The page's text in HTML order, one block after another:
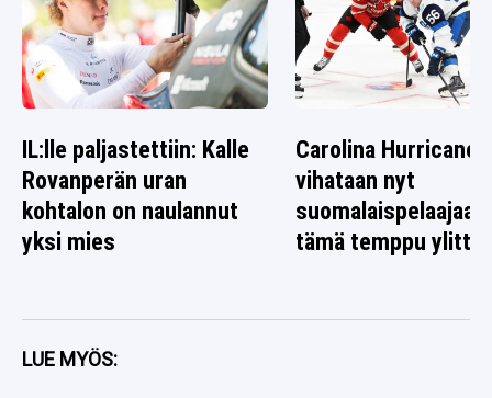
IL:lle paljastettiin: Kalle
Rovanperän uran
kohtalon on naulannut
yksi mies
Carolina
vihataan nyt
suomalaispelaajaa
tämä temppu ylitti
LUE MYÖS: